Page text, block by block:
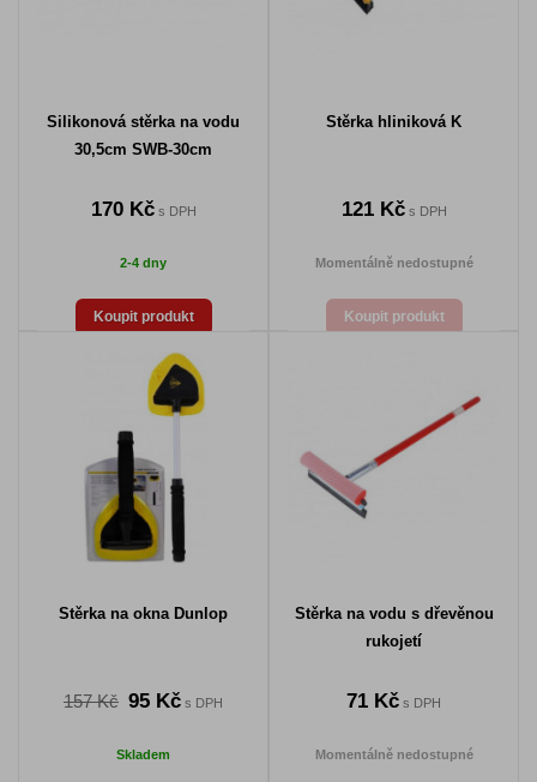
Silikonová stěrka na vodu
30,5cm SWB-30cm
170 Kčs DPH
2-4 dny
Koupit produkt
Stěrka hliniková K
121 Kčs DPH
Momentálně nedostupné
Koupit produkt
Stěrka na okna Dunlop
157 Kč 95 Kč s DPH
Skladem
Stěrka na vodu s dřevěnou
rukojetí
71 Kč s DPH
Momentálně nedostupné